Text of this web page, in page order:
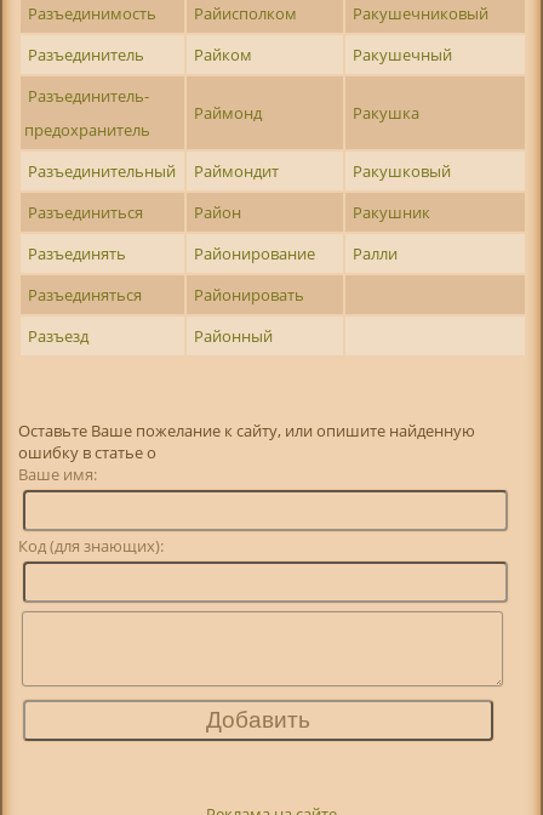
Разъединимость
Райисполком
Ракушечниковый
Разъединитель
Райком
Ракушечный
Разъединитель-
предохранитель
Раймонд Ракушка
Разъединительный Раймондит
Ракушковый
Разъединиться
Район
Ракушник
Разъединять
Районирование
Ралли
Разъединяться
Районировать
Разъезд
Районный
Оставьте Ваше пожелание к сайту, или опишите найденную
ошибку в статье о
Ваше имя:
Код (для знающих):